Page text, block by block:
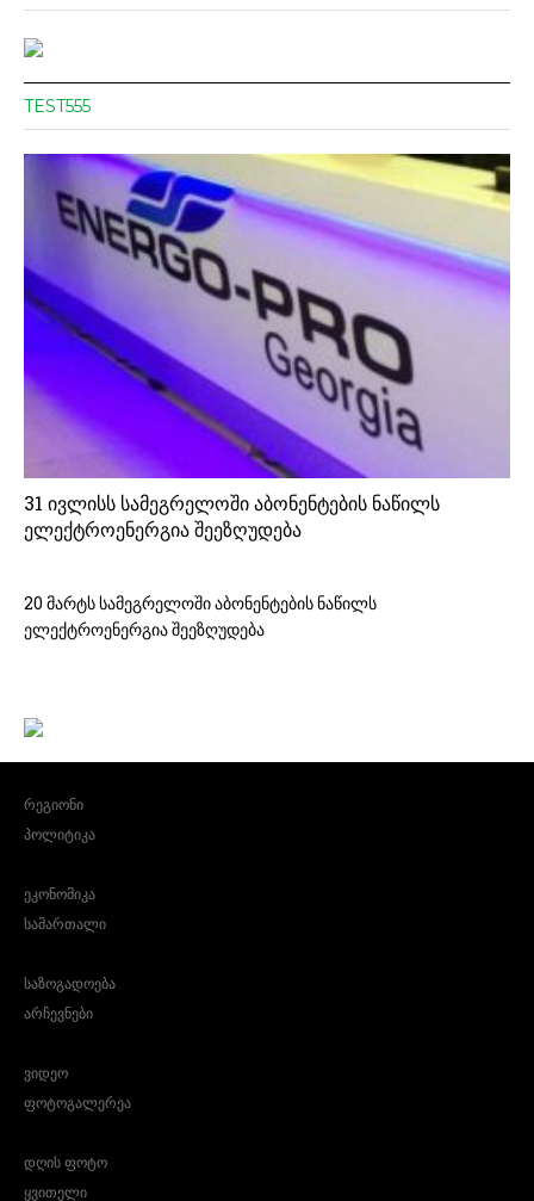
TEST555
31 ივლისს სამეგრელოში აბონენტების ნაწილს
ელექტროენერგია შეეზღუდება
20 მარტს სამეგრელოში აბონენტების ნაწილს
ელექტროენერგია შეეზღუდება
რეგიონი
პოლიტიკა
ეკონომიკა
სამართალი
საზოგადოება
არჩევნები
ვიდეო
ფოტოგალერეა
დღის ფოტო
ყვითელი